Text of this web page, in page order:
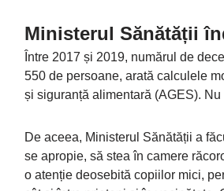
Ministerul Sănătății
Între 2017 și 2019, numărul de
550 de persoane, arată calculele
și siguranță alimentară (AGES).
De aceea, Ministerul Sănătății a
se apropie, să stea în camere
o atenție deosebită copiilor mici,